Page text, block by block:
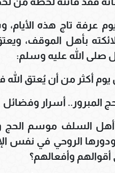
عرفة تاج هذه
بأهل الموقف،
صلى الله عليه وسلم:
يوم أكثر من أن يُعتق
المبرور.. أسرار وفضائل
السلف موسم الحج
ودورها الروحي في نفس
أقوالهم وأفعالهم؟